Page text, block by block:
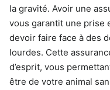
la gravité. Avoir une
vous garantit une prise
devoir faire face à des
lourdes. Cette
d’esprit, vous
être de votre animal